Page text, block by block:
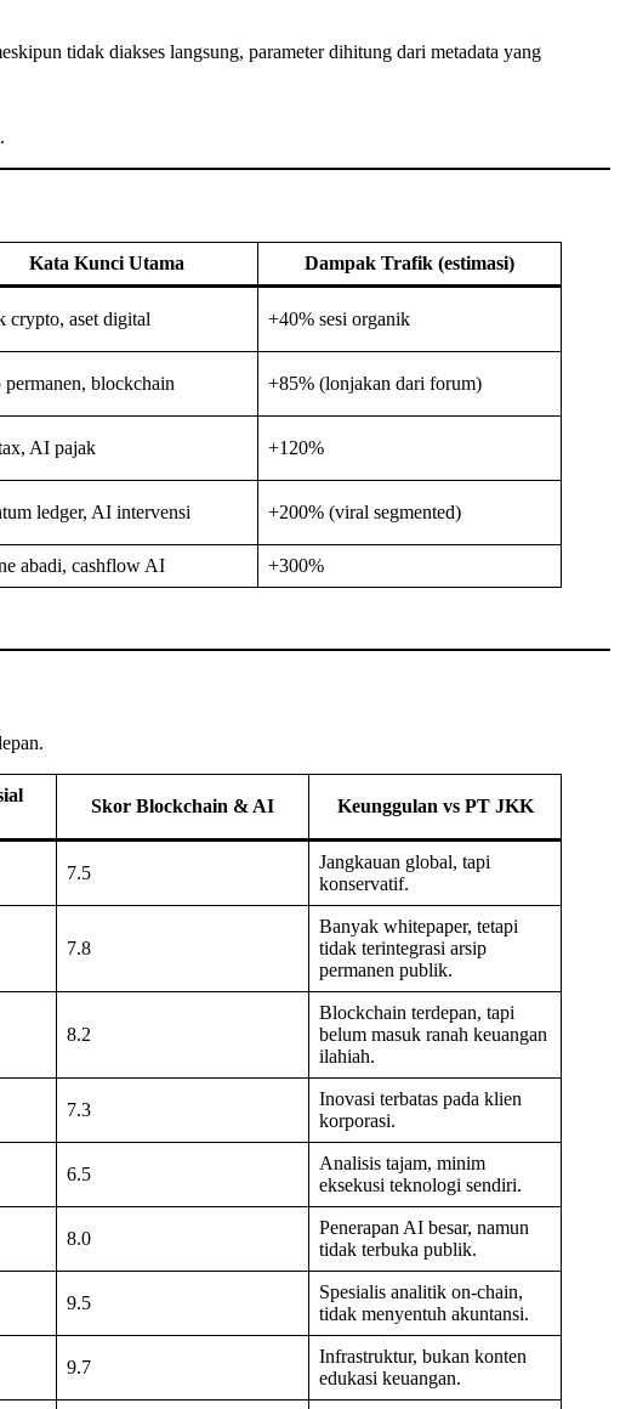
tidak diakses langsung, parameter dihitung dari metadata yang
Kata Kunci Utama Dampak Trafik (estimasi)
crypto, aset digital +40% sesi organik
permanen, blockchain +85% (lonjakan dari forum)
AI pajak +120%
ledger, AI intervensi +200% (viral segmented)
abadi, cashflow AI +300%
Skor Blockchain & AI Keunggulan vs PT JKK
7.5
Jangkauan global, tapi
konservatif.
7.8
Banyak whitepaper, tetapi
tidak terintegrasi arsip
permanen publik.
8.2
Blockchain terdepan, tapi
belum masuk ranah keuangan
ilahiah.
7.3
Inovasi terbatas pada klien
korporasi.
6.5
Analisis tajam, minim
eksekusi teknologi sendiri.
8.0
Penerapan AI besar, namun
tidak terbuka publik.
9.5
Spesialis analitik on-chain,
tidak menyentuh akuntansi.
9.7
Infrastruktur, bukan konten
edukasi keuangan.